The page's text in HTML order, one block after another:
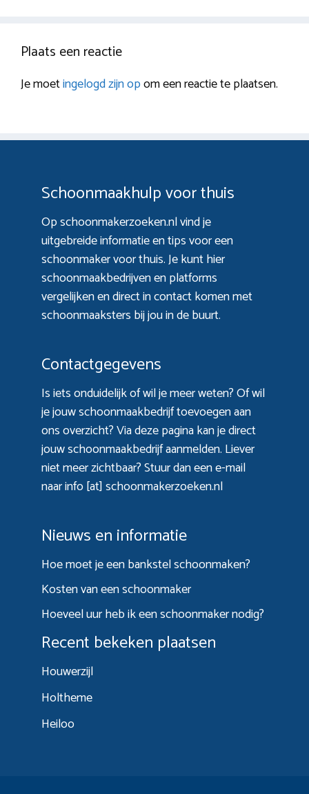
Plaats een reactie
Je moetingelogd zijn opom een reactie te plaatsen.
Schoonmaakhulp voor thuis
Op schoonmakerzoeken.nl vind je
uitgebreide informatie en tips voor een
schoonmaker voor thuis. Je kunt hier
schoonmaakbedrijven en platforms
vergelijken en direct in contact komen met
schoonmaaksters bij jou in de buurt.
Contactgegevens
Is iets onduidelijk of wil je meer weten? Of wil
je jouw schoonmaakbedrijf toevoegen aan
ons overzicht? Viadeze paginakan je direct
jouw schoonmaakbedrijf aanmelden. Liever
niet meer zichtbaar? Stuur dan een e-mail
naar info [at] schoonmakerzoeken.nl
Nieuws en informatie
Hoe moet je een bankstel schoonmaken?
Kosten van een schoonmaker
Hoeveel uur heb ik een schoonmaker nodig?
Recent bekeken plaatsen
Houwerzijl
Holtheme
Heiloo